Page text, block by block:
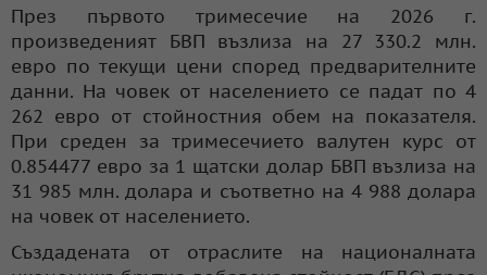
През първото тримесечие на 2026 г.
произведеният БВП възлиза на 27 330.2 млн.
евро по текущи цени според предварителните
данни. На човек от населението се падат по 4
262 евро от стойностния обем на показателя.
При среден за тримесечието валутен курс от
0.854477 евро за 1 щатски долар БВП възлиза на
31 985 млн. долара и съответно на 4 988 долара
на човек от населението.
Създадената от отраслите на националната